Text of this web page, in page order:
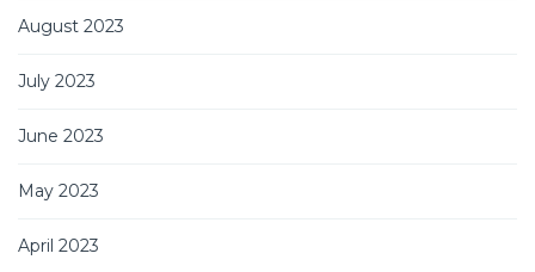
August 2023
July 2023
June 2023
May 2023
April 2023